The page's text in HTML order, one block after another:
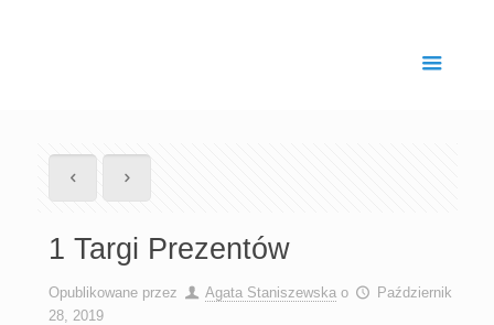
1 Targi Prezentów
Opublikowane przez Agata Staniszewska o
Październik
28, 2019